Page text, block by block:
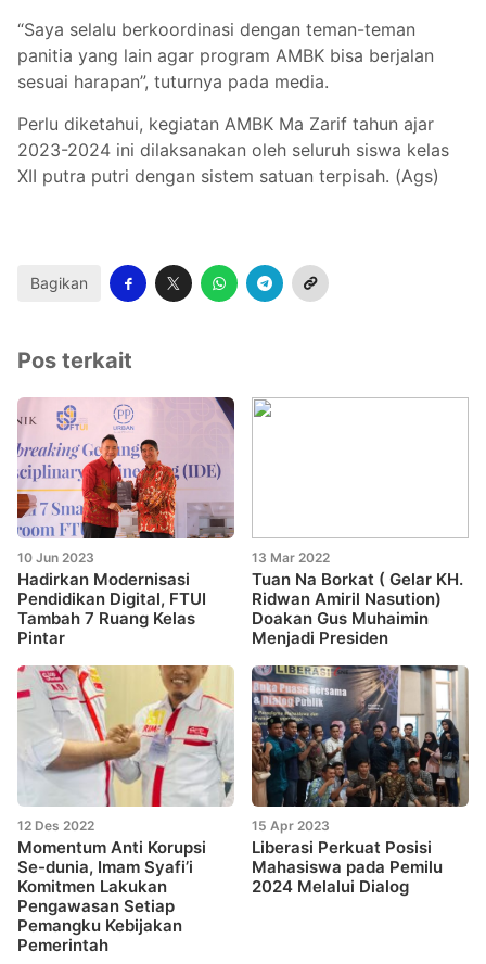
“Saya selalu berkoordinasi dengan teman-teman
panitia yang lain agar program AMBK bisa berjalan
sesuai harapan”, tuturnya pada media.
Perlu diketahui, kegiatan AMBK Ma Zarif tahun ajar
2023-2024 ini dilaksanakan oleh seluruh siswa kelas
XII putra putri dengan sistem satuan terpisah. (Ags)
Bagikan
Pos terkait
10 Jun 2023
Hadirkan Modernisasi
Pendidikan Digital, FTUI
Tambah 7 Ruang Kelas
Pintar
13 Mar 2022
Tuan Na Borkat ( Gelar KH.
Ridwan Amiril Nasution)
Doakan Gus Muhaimin
Menjadi Presiden
12 Des 2022
Momentum Anti Korupsi
Se-dunia, Imam Syafi’i
Komitmen Lakukan
Pengawasan Setiap
Pemangku Kebijakan
Pemerintah
15 Apr 2023
Liberasi Perkuat Posisi
Mahasiswa pada Pemilu
2024 Melalui Dialog